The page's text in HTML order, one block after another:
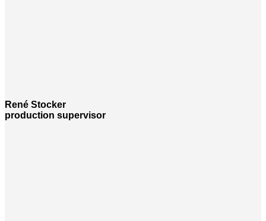
René Stocker
production supervisor